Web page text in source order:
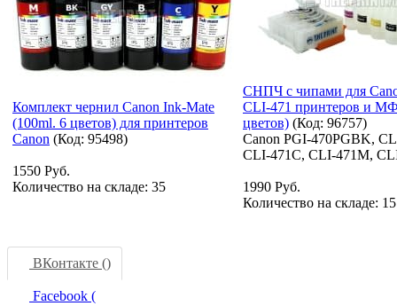
Комплект чернил Canon Ink-Mate
(100ml. 6 цветов) для принтеров
Canon (Код: 95498)
1550 Руб.
Количество на складе: 35
СНПЧ с чипами для
CLI-471 принтеров и
цветов) (Код: 96757)
Canon PGI-470PGBK,
CLI-471C, CLI-471M,
1990 Руб.
Количество на складе: 15
ВКонтакте ()
Facebook (